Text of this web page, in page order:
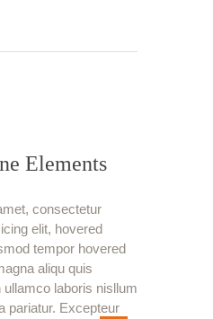
Elements
consectetur
elit, hovered
tempor hovered
aliqu quis
laboris nisllum
pariatur. Excepteur